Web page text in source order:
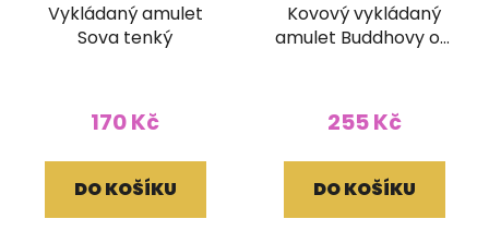
Vykládaný amulet
Sova tenký
170 Kč
DO KOŠÍKU
Kovový vykládaný
amulet Buddhovy oči
255 Kč
DO KOŠÍKU